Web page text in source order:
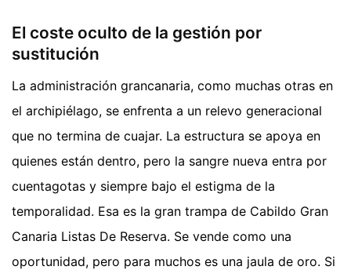
El coste oculto de la gestión por
sustitución
La administración grancanaria, como muchas otras en
el archipiélago, se enfrenta a un relevo generacional
que no termina de cuajar. La estructura se apoya en
quienes están dentro, pero la sangre nueva entra por
cuentagotas y siempre bajo el estigma de la
temporalidad. Esa es la gran trampa de Cabildo Gran
Canaria Listas De Reserva. Se vende como una
oportunidad, pero para muchos es una jaula de oro. Si